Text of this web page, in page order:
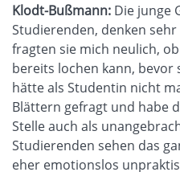
Klodt-Bußmann: Die junge
Studierenden, denken
fragten sie mich neulich,
bereits lochen kann, bevor
hätte als Studentin nicht
Blättern gefragt und habe
Stelle auch als
Studierenden sehen das
eher emotionslos